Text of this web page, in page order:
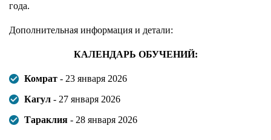
года.
Дополнительная информация и детали:
КАЛЕНДАРЬ ОБУЧЕНИЙ:
Комрат - 23 января 2026
Кагул - 27 января 2026
Тараклия - 28 января 2026